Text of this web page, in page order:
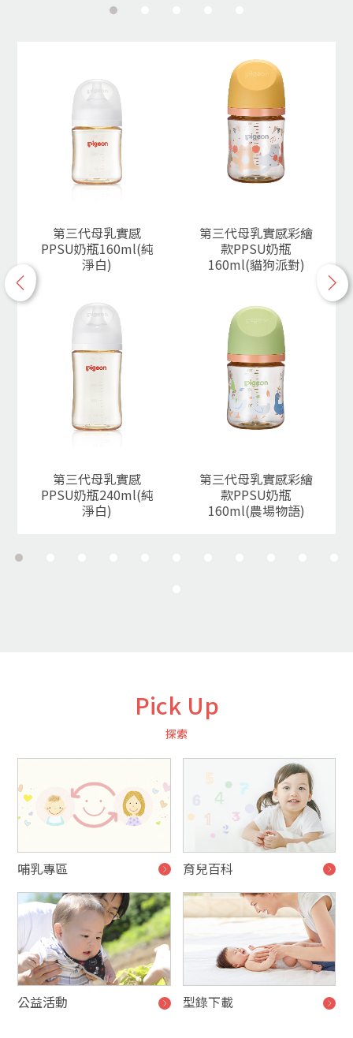
第三代母乳實感
PPSU奶瓶160ml(純
淨白)
第三代母乳實感
PPSU奶瓶240ml(純
淨白)
第三代母乳實感彩繪
款PPSU奶瓶
160ml(貓狗派對)
第三代母乳實感彩繪
款PPSU奶瓶
160ml(農場物語)
p
n
Pick Up
探索
哺乳專區 育兒百科
公益活動 型錄下載